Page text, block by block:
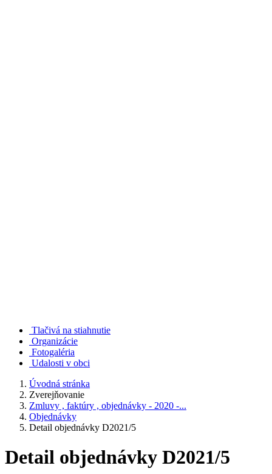
Tlačivá na stiahnutie
Organizácie
Fotogaléria
Udalosti v obci
Úvodná stránka
Zverejňovanie
Zmluvy , faktúry , objednávky - 2020 -...
Objednávky
Detail objednávky D2021/5
Detail objednávky D2021/5